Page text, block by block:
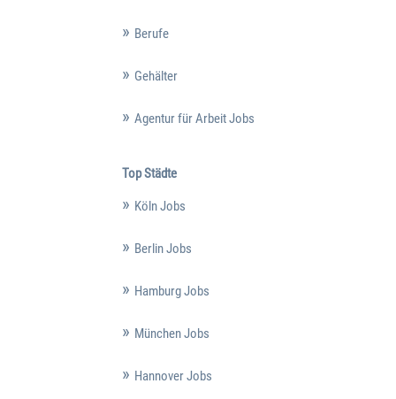
Berufe
Gehälter
Agentur für Arbeit Jobs
Top Städte
Köln Jobs
Berlin Jobs
Hamburg Jobs
München Jobs
Hannover Jobs